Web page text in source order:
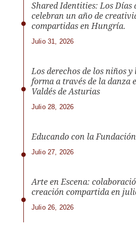
Shared Identities: Los Días
celebran un año de
compartidas en Hungría.
Julio 31, 2026
Los derechos de los niños
forma a través de la danza
Valdés de Asturias
Julio 28, 2026
Educando con la
Julio 27, 2026
Arte en Escena:
creación compartida en
Julio 26, 2026